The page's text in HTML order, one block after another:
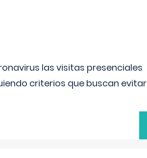
las visitas presenciales
criterios que buscan evitar